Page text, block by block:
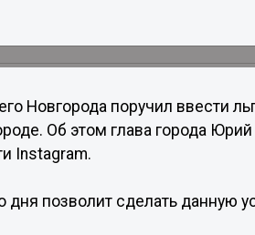
Новгорода поручил ввести
Об этом глава города Юрий
Instagram.
позволит сделать данную